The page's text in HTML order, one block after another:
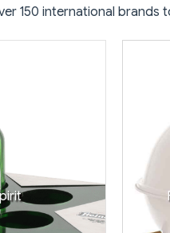
150 international